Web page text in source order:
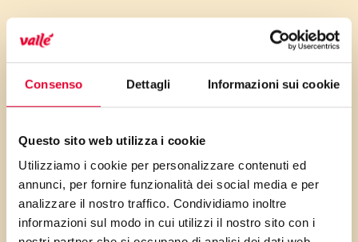
Consenso Dettagli Informazioni sui cookie
Questo sito web utilizza i cookie
Utilizziamo i cookie per personalizzare contenuti ed
annunci, per fornire funzionalità dei social media e per
analizzare il nostro traffico. Condividiamo inoltre
informazioni sul modo in cui utilizzi il nostro sito con i
E’ bello poter offrire una
colazione speciale alla nostra
famiglia o ai nostri ospiti in
visita per le feste; se, poi, il tutto
a smaltire i canditi e la frutta
essiccata trovata nei cesti di
Natale, tanto meglio! Se avete
fretta potete omettere l’ultimo